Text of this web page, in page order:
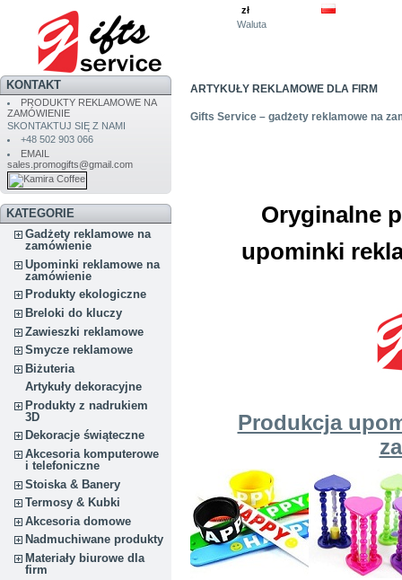
zł
Waluta
KONTAKT
PRODUKTY REKLAMOWE NA
ZAMÓWIENIE
SKONTAKTUJ SIĘ Z NAMI
+48 502 903 066
EMAIL
sales.promogifts@gmail.com
KATEGORIE
Gadżety reklamowe na
zamówienie
Upominki reklamowe na
zamówienie
Produkty ekologiczne
Breloki do kluczy
Zawieszki reklamowe
Smycze reklamowe
Biżuteria
Artykuły dekoracyjne
Produkty z nadrukiem
3D
Dekoracje świąteczne
Akcesoria komputerowe
i telefoniczne
Stoiska & Banery
Termosy & Kubki
Akcesoria domowe
Nadmuchiwane produkty
Materiały biurowe dla
firm
ARTYKUŁY REKLAMOWE DLA FIRM
Gifts Service – gadżety reklamowe na
Oryginalne
upominki
Produkcja